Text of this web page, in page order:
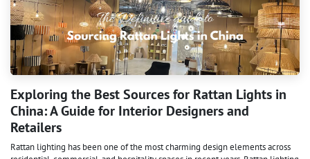
Exploring the Best Sources for Rattan Lights in
China: A Guide for Interior Designers and
Retailers
Rattan lighting has been one of the most charming design elements across